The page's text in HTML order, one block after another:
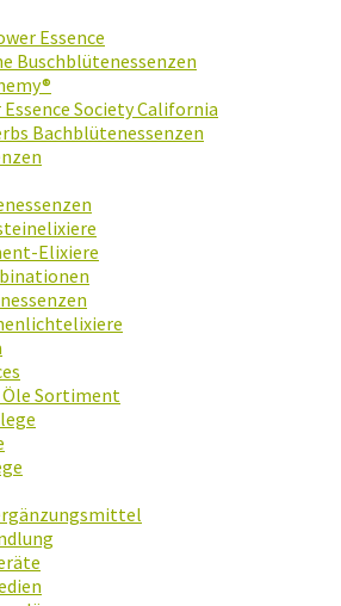
Essence
Buschblütenessenzen
Essence Society California
Bachblütenessenzen
Elixiere
Sortiment